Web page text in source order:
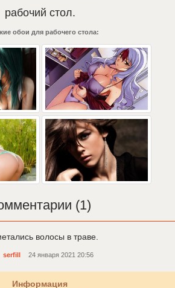
рабочий стол.
обои для рабочего стола:
(1)
волосы в траве.
serfill 24 января 2021 20:56
Информация